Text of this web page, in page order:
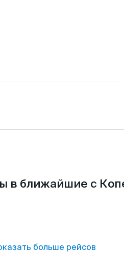
в ближайшие с
больше рейсов